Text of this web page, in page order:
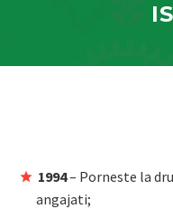
1994– Porneste la
angajati;